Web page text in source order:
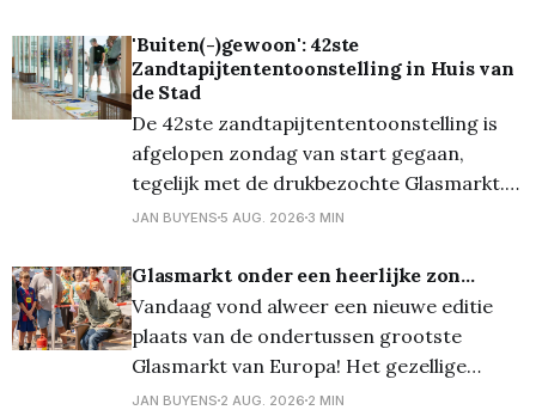
met nieuwe creaties. En nu is ze één van
de vier belangrijkste kunstenaars op het
prestigieuze kunstevent in
'Buiten(-)gewoon': 42ste
Zandtapijtententoonstelling in Huis van
de Stad
De 42ste zandtapijtententoonstelling is
afgelopen zondag van start gegaan,
tegelijk met de drukbezochte Glasmarkt.
Veel nieuwsgierige bezoekers maakten van
werpen op de raamexpo van de
Zandtapijtententoonstelling in het Huis
van de Stad. Daar kan je tot en met
zondag 30 augustus 40
JAN BUYENS 5 AUG. 2026 3 MIN
Glasmarkt onder een heerlijke zon...
Vandaag vond alweer een nieuwe editie
plaats van de ondertussen grootste
Glasmarkt van Europa! Het gezellige
stadscentrum transformeerde opnieuw in
JAN BUYENS 2 AUG. 2026 2 MIN